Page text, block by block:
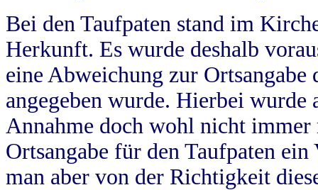
Bei den Taufpaten stand im
Herkunft. Es wurde deshalb
eine Abweichung zur
angegeben wurde. Hierbei wurde
Annahme doch wohl nicht
Ortsangabe für den Taufpaten
man aber von der Richtigkeit